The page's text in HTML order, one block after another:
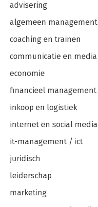
advisering
algemeen management
coaching en trainen
communicatie en media
economie
financieel management
inkoop en logistiek
internet en social media
it-management / ict
juridisch
leiderschap
marketing